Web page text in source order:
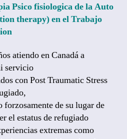
Psico fisiologica de la Auto
therapy) en el Trabajo
atiendo en Canadá a
servicio
con Post Traumatic Stress
forzosamente de su lugar de
el estatus de refugiado
extremas como